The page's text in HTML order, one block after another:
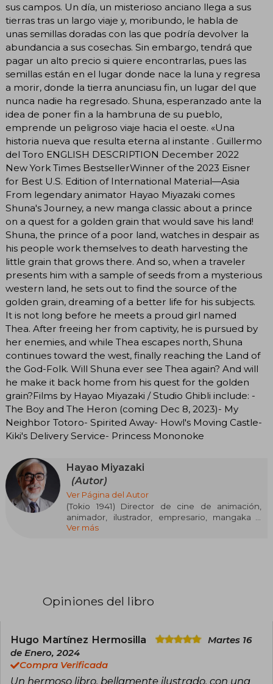
sus campos. Un día, un misterioso anciano llega a sus
tierras tras un largo viaje y, moribundo, le habla de
unas semillas doradas con las que podría devolver la
abundancia a sus cosechas. Sin embargo, tendrá que
pagar un alto precio si quiere encontrarlas, pues las
semillas están en el lugar donde nace la luna y regresa
a morir, donde la tierra anunciasu fin, un lugar del que
nunca nadie ha regresado. Shuna, esperanzado ante la
idea de poner fin a la hambruna de su pueblo,
emprende un peligroso viaje hacia el oeste. «Una
historia nueva que resulta eterna al instante . Guillermo
del Toro ENGLISH DESCRIPTION December 2022
New York Times BestsellerWinner of the 2023 Eisner
for Best U.S. Edition of International Material―Asia
From legendary animator Hayao Miyazaki comes
Shuna's Journey, a new manga classic about a prince
on a quest for a golden grain that would save his land!
Shuna, the prince of a poor land, watches in despair as
his people work themselves to death harvesting the
little grain that grows there. And so, when a traveler
presents him with a sample of seeds from a mysterious
western land, he sets out to find the source of the
golden grain, dreaming of a better life for his subjects.
It is not long before he meets a proud girl named
Thea. After freeing her from captivity, he is pursued by
her enemies, and while Thea escapes north, Shuna
continues toward the west, finally reaching the Land of
the God-Folk. Will Shuna ever see Thea again? And will
he make it back home from his quest for the golden
grain?Films by Hayao Miyazaki / Studio Ghibli include: -
The Boy and The Heron (coming Dec 8, 2023)- My
Neighbor Totoro- Spirited Away- Howl's Moving Castle-
Kiki's Delivery Service- Princess Mononoke
Hayao Miyazaki
(Autor)
Ver Página del Autor
(Tokio 1941) Director de cine de animación,
animador, ilustrador, empresario, mangaka y
productor de anime japonés, de renombre
y un sinfín de particularidades que lo hacen
Ver más
Opiniones del libro
Hugo Martínez Hermosilla
Martes 16
de Enero, 2024
Compra Verificada
Un hermoso libro, bellamente ilustrado, con una